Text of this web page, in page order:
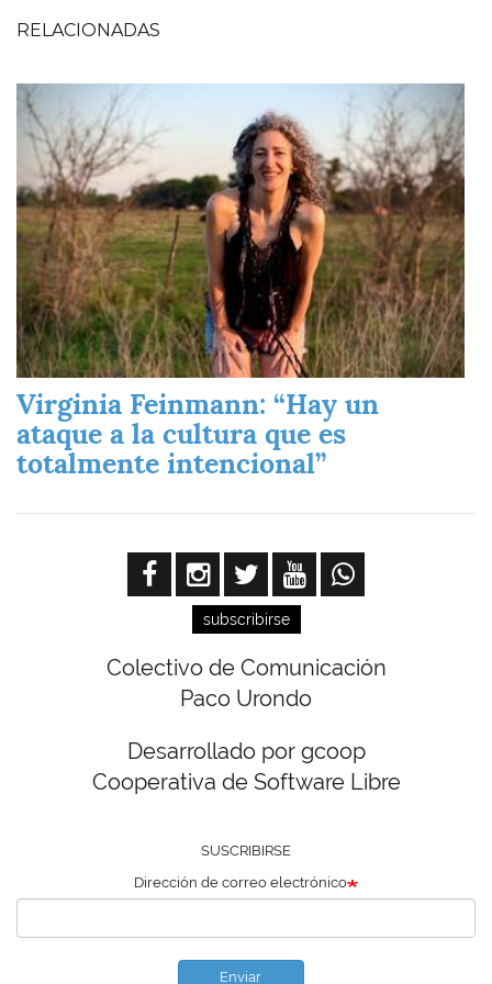
RELACIONADAS
Imagen
Virginia Feinmann: “Hay un
ataque a la cultura que es
totalmente intencional”
subscribirse
Colectivo de Comunicación
Paco Urondo
Desarrollado por gcoop
Cooperativa de Software Libre
SUSCRIBIRSE
Dirección de correo electrónico
Enviar